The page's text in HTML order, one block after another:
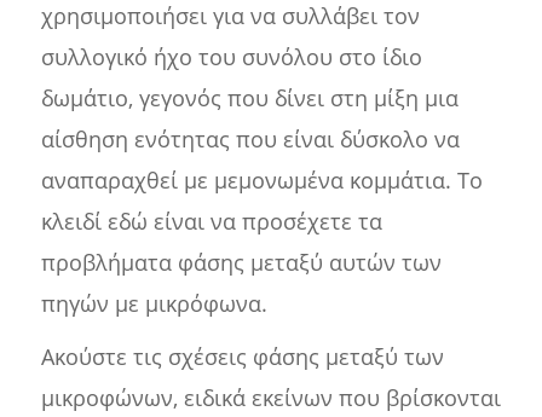
χρησιμοποιήσει για να συλλάβει τον
συλλογικό ήχο του συνόλου στο ίδιο
δωμάτιο, γεγονός που δίνει στη μίξη μια
αίσθηση ενότητας που είναι δύσκολο να
αναπαραχθεί με μεμονωμένα κομμάτια. Το
κλειδί εδώ είναι να προσέχετε τα
προβλήματα φάσης μεταξύ αυτών των
πηγών με μικρόφωνα.
Ακούστε τις σχέσεις φάσης μεταξύ των
μικροφώνων, ειδικά εκείνων που βρίσκονται